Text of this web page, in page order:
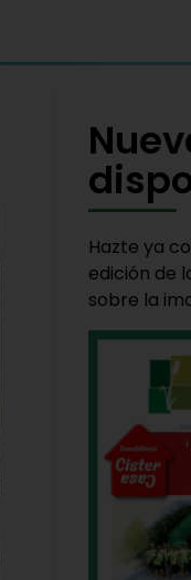
Hazte ya
edición de
sobre la